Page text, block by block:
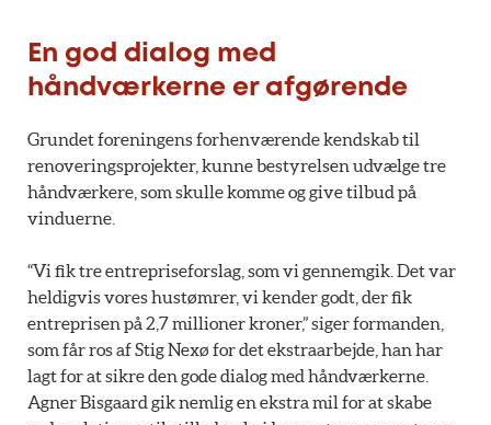
En god dialog med
håndværkerne er afgørende
Grundet foreningens forhenværende kendskab til
renoveringsprojekter, kunne bestyrelsen udvælge tre
håndværkere, som skulle komme og give tilbud på
vinduerne.
“Vi fik tre entrepriseforslag, som vi gennemgik. Det var
heldigvis vores hustømrer, vi kender godt, der fik
entreprisen på 2,7 millioner kroner,” siger formanden,
som får ros af Stig Nexø for det ekstraarbejde, han har
lagt for at sikre den gode dialog med håndværkerne.
Agner Bisgaard gik nemlig en ekstra mil for at skabe